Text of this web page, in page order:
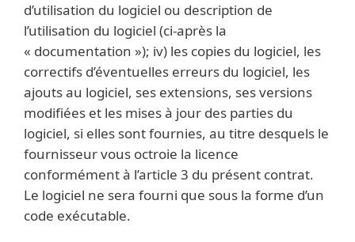
d’utilisation du logiciel ou description de
l’utilisation du logiciel (ci-après la
« documentation »); iv) les copies du logiciel, les
correctifs d’éventuelles erreurs du logiciel, les
ajouts au logiciel, ses extensions, ses versions
modifiées et les mises à jour des parties du
logiciel, si elles sont fournies, au titre desquels le
fournisseur vous octroie la licence
conformément à l’article 3 du présent contrat.
Le logiciel ne sera fourni que sous la forme d’un
code exécutable.